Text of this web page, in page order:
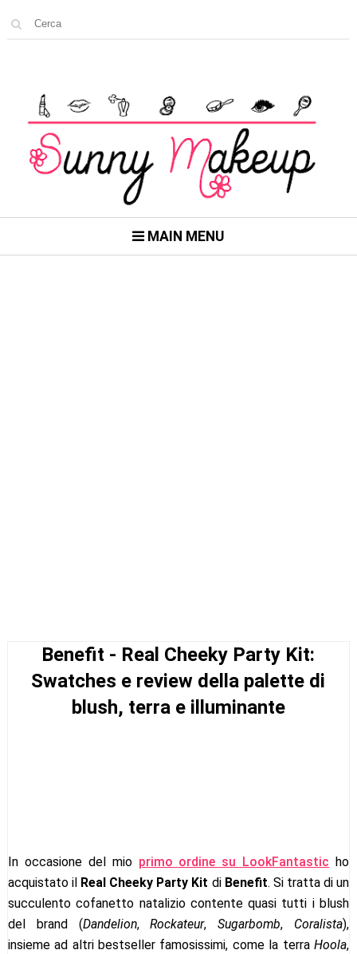
MAIN MENU
Benefit - Real Cheeky Party Kit:
Swatches e review della palette di
blush, terra e illuminante
In occasione del mio primo ordine su LookFantastic ho
acquistato il Real Cheeky Party Kit di Benefit. Si tratta di un
succulento cofanetto natalizio contente quasi tutti i blush
del brand (Dandelion,Rockateur,Sugarbomb, Coralista),
insieme ad altri bestseller famosissimi, come la terraHoola,